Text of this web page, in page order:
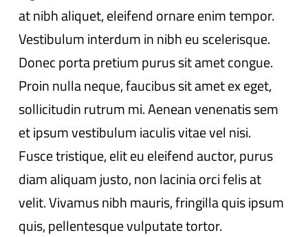
at nibh aliquet, eleifend ornare enim tempor.
Vestibulum interdum in nibh eu scelerisque.
Donec porta pretium purus sit amet congue.
Proin nulla neque, faucibus sit amet ex eget,
sollicitudin rutrum mi. Aenean venenatis sem
et ipsum vestibulum iaculis vitae vel nisi.
Fusce tristique, elit eu eleifend auctor, purus
diam aliquam justo, non lacinia orci felis at
velit. Vivamus nibh mauris, fringilla quis ipsum
quis, pellentesque vulputate tortor.